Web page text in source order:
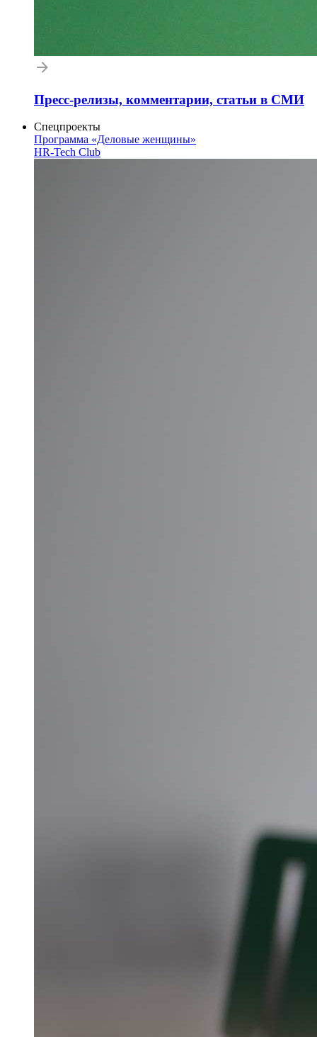
Пресс-релизы, комментарии, статьи в СМИ
Спецпроекты
Программа «Деловые женщины»
HR-Tech Club